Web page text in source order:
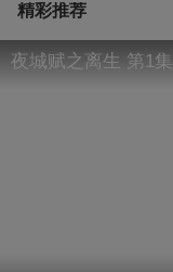
精彩推荐
夜城赋之离生 第1集